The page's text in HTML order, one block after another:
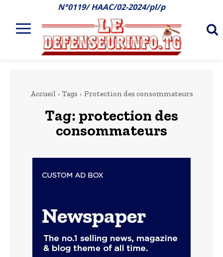
N°0119/ HAAC/02-2024/pl/p
Accueil Tags Protection des consommateurs
Tag: protection des
consommateurs